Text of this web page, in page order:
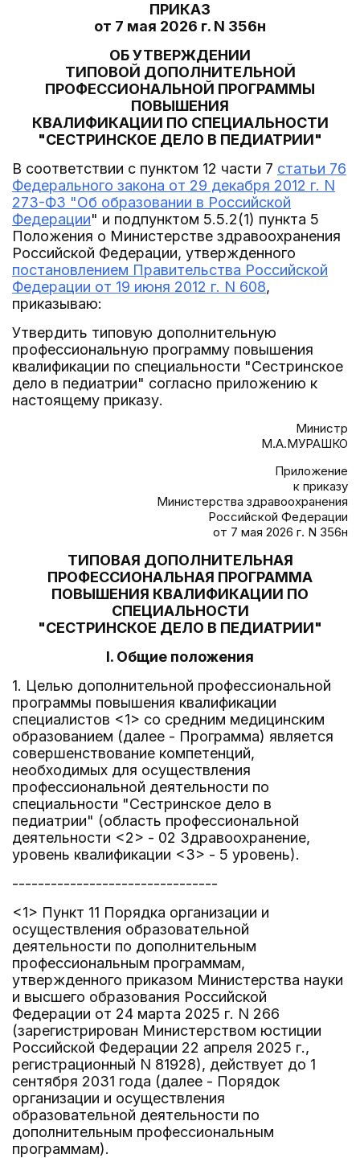
ПРИКАЗ
от 7 мая 2026 г. N 356н
ОБ УТВЕРЖДЕНИИ
ТИПОВОЙ ДОПОЛНИТЕЛЬНОЙ
ПРОФЕССИОНАЛЬНОЙ ПРОГРАММЫ
ПОВЫШЕНИЯ
КВАЛИФИКАЦИИ ПО СПЕЦИАЛЬНОСТИ
"СЕСТРИНСКОЕ ДЕЛО В ПЕДИАТРИИ"
В соответствии с пунктом 12 части 7 статьи 76
Федерального закона от 29 декабря 2012 г. N
273-ФЗ "Об образовании в Российской
Федерации" и подпунктом 5.5.2(1) пункта 5
Положения о Министерстве здравоохранения
Российской Федерации, утвержденного
постановлением Правительства Российской
Федерации от 19 июня 2012 г. N 608,
приказываю:
Утвердить типовую дополнительную
профессиональную программу повышения
квалификации по специальности "Сестринское
дело в педиатрии" согласно приложению к
настоящему приказу.
Министр
М.А.МУРАШКО
Приложение
к приказу
Министерства здравоохранения
Российской Федерации
от 7 мая 2026 г. N 356н
ТИПОВАЯ ДОПОЛНИТЕЛЬНАЯ
ПРОФЕССИОНАЛЬНАЯ ПРОГРАММА
ПОВЫШЕНИЯ КВАЛИФИКАЦИИ ПО
СПЕЦИАЛЬНОСТИ
"СЕСТРИНСКОЕ ДЕЛО В ПЕДИАТРИИ"
I. Общие положения
1. Целью дополнительной профессиональной
программы повышения квалификации
специалистов <1> со средним медицинским
образованием (далее - Программа) является
совершенствование компетенций,
необходимых для осуществления
профессиональной деятельности по
специальности "Сестринское дело в
педиатрии" (область профессиональной
деятельности <2> - 02 Здравоохранение,
уровень квалификации <3> - 5 уровень).
--------------------------------
<1> Пункт 11 Порядка организации и
осуществления образовательной
деятельности по дополнительным
профессиональным программам,
утвержденного приказом Министерства науки
и высшего образования Российской
Федерации от 24 марта 2025 г. N 266
(зарегистрирован Министерством юстиции
Российской Федерации 22 апреля 2025 г.,
регистрационный N 81928), действует до 1
сентября 2031 года (далее - Порядок
организации и осуществления
образовательной деятельности по
дополнительным профессиональным
программам).